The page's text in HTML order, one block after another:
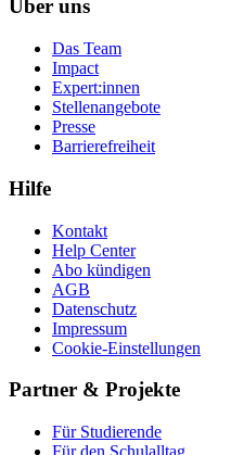
Über uns
Das Team
Impact
Expert:innen
Stellenangebote
Presse
Barrierefreiheit
Hilfe
Kontakt
Help Center
Abo kündigen
AGB
Datenschutz
Impressum
Cookie-Einstellungen
Partner & Projekte
Für Stu­die­rende
Für den Schulalltag